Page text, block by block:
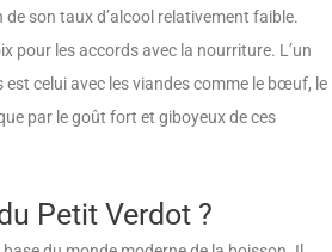
de son taux d’alcool relativement faible.
pour les accords avec la nourriture. L’un
celui avec les viandes comme le bœuf, le
par le goût fort et giboyeux de ces
Petit Verdot ?